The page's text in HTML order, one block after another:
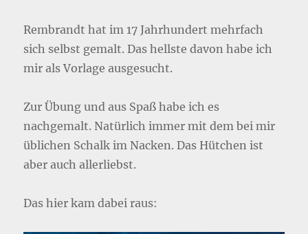
Rembrandt hat im 17 Jahrhundert mehrfach
sich selbst gemalt. Das hellste davon habe ich
mir als Vorlage ausgesucht.
Zur Übung und aus Spaß habe ich es
nachgemalt. Natürlich immer mit dem bei mir
üblichen Schalk im Nacken. Das Hütchen ist
aber auch allerliebst.
Das hier kam dabei raus: